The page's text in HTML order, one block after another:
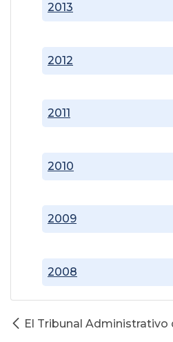
2008
2009
2010
2011
2012
2013
El Tribunal Administrativo